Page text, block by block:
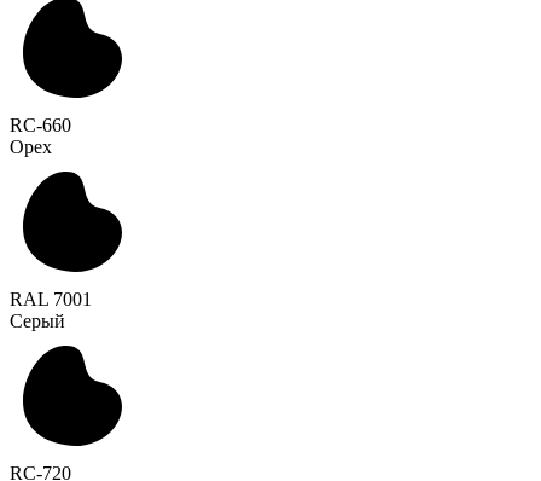
RC-660
Орех
RAL 7001
Серый
RC-720